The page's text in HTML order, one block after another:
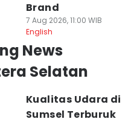
Brand
7 Aug 2026, 11:00 WIB
English
News
Selatan
Kualitas Udara di
Sumsel Terburuk